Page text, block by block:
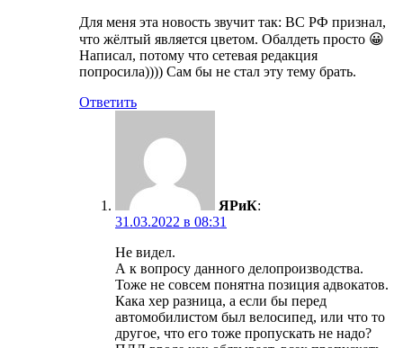
Для меня эта новость звучит так: ВС РФ признал,
что жёлтый является цветом. Обалдеть просто 😀
Написал, потому что сетевая редакция
попросила)))) Сам бы не стал эту тему брать.
Ответить
ЯРиК:
31.03.2022 в 08:31
Не видел.
А к вопросу данного делопроизводства.
Тоже не совсем понятна позиция адвокатов.
Кака хер разница, а если бы перед
автомобилистом был велосипед, или что то
другое, что его тоже пропускать не надо?